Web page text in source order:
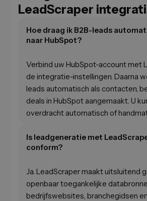
LeadScraper
Hoe draag ik B2B-leads
naar HubSpot?
Verbind uw HubSpot-account met
de integratie-instellingen. Daarna
leads automatisch als contacten,
deals in HubSpot aangemaakt. U
overdracht automatisch of
Is leadgeneratie met
conform?
Ja. LeadScraper maakt uitsluitend
openbaar toegankelijke
bedrijfswebsites, branchegidsen